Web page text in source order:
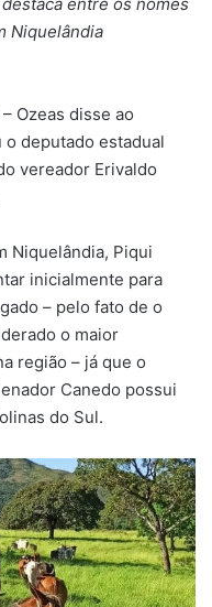
entre os nomes
Niquelândia
– Ozeas disse ao
deputado estadual
vereador Erivaldo
Niquelândia, Piqui
inicialmente para
– pelo fato de o
o maior
região – já que o
Canedo possui
do Sul.